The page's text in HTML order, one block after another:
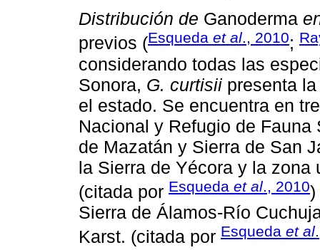
Distribución de Ganoderma
previos (Esqueda et al., 2010;
considerando todas las
Sonora, G. curtisii presenta
el estado. Se encuentra en
Nacional y Refugio de
de Mazatán y Sierra de San
la Sierra de Yécora y la
(citada por Esqueda et al., 2010)
Sierra de Álamos-Río
Karst. (citada por Esqueda et al